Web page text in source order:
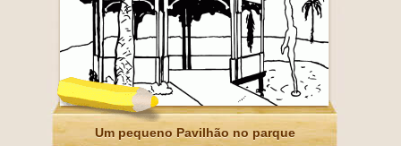
Um pequeno Pavilhão no parque